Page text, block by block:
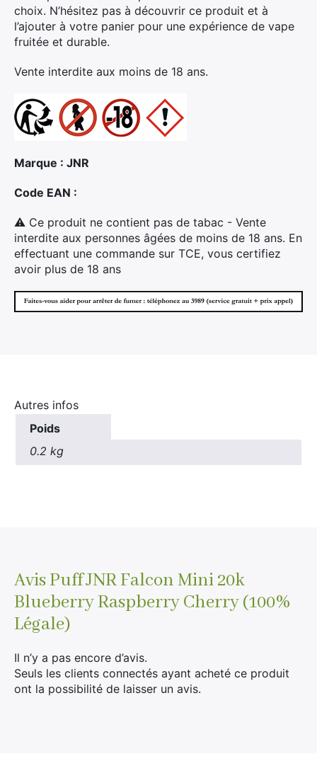
choix. N’hésitez pas à découvrir ce produit et à
l’ajouter à votre panier pour une expérience de vape
fruitée et durable.
Vente interdite aux moins de 18 ans.
Marque : JNR
Code EAN :
⚠ Ce produit ne contient pas de tabac - Vente
interdite aux personnes âgées de moins de 18 ans. En
effectuant une commande sur TCE, vous certifiez
avoir plus de 18 ans
Autres infos
Poids
0.2 kg
AvisPuff JNR Falcon Mini 20k
Blueberry Raspberry Cherry (100%
Légale)
Il n’y a pas encore d’avis.
Seuls les clients connectés ayant acheté ce produit
ont la possibilité de laisser un avis.
: